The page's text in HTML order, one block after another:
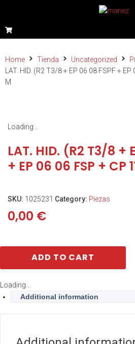
Home Tienda Uncategorized
LAT. HID. (R2 T3/8 + EP 06 08 FSPF +
M
Loading...
LAT. HID. (R2 T3/8 +
+ EP 06 06 FSP + CP
SKU: 1025231 Category: Piezas
0,00 €
ADD TO CART
Loading...
Additional information